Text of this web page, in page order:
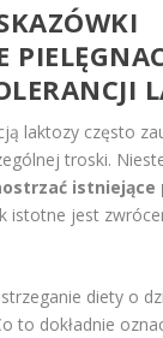
laktozy często
troski.
istniejące
istotne jest
diety o
to dokładnie